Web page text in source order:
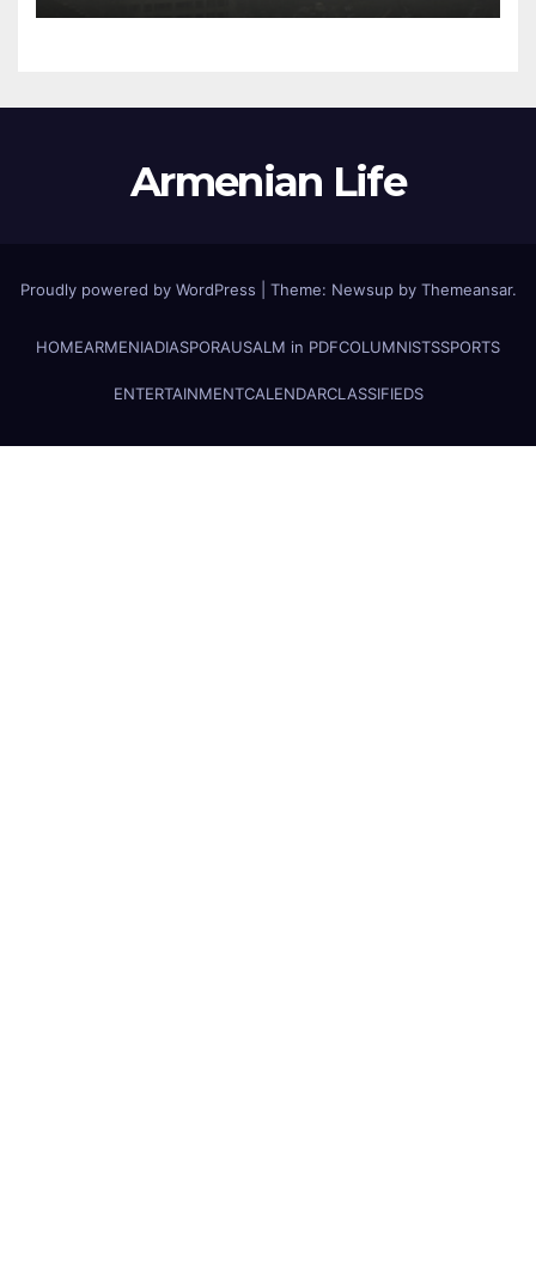
Armenian Life
Proudly powered by WordPress Theme: Newsup by Themeansar.
HOMEARMENIADIASPORAUSALM in PDFCOLUMNISTSSPORTS
ENTERTAINMENTCALENDARCLASSIFIEDS